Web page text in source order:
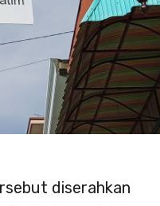
diserahkan